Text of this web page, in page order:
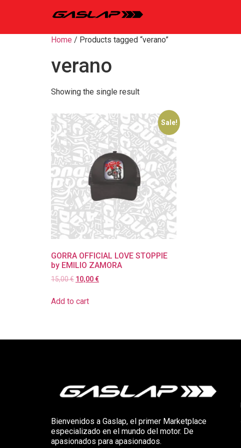
Home / Products tagged “verano”
verano
Showing the single result
Sale!
GORRA OFFICIAL LOVE STOPPIE
by EMILIO ZAMORA
15,00€ 10,00€
Add to cart
Bienvenidos a Gaslap, el primer Marketplace
especializado en el mundo del motor. De
apasionados para apasionados.